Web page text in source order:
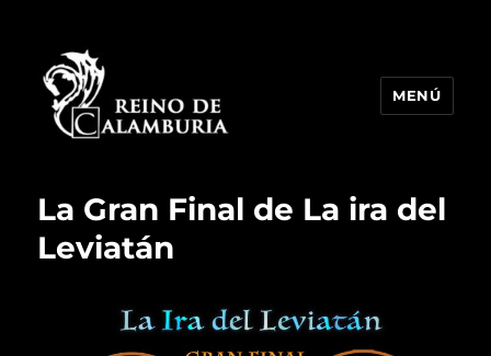
MENÚ
La Gran Final de La ira del
Leviatán